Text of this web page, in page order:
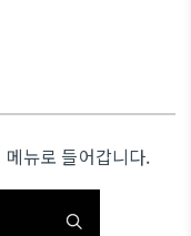
메뉴로 들어갑니다.